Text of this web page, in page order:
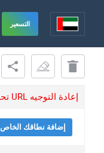
التسعير
تحرير عنوان URL إعادة التوجيه
إضافة نطاقك الخاص